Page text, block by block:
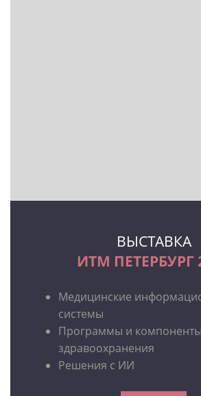
ВЫСТАВКА
ИТМ ПЕТЕРБУРГ
Медицинские
системы
Программы и компоненты
здравоохранения
Решения с ИИ